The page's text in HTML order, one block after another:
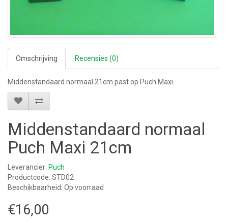
Omschrijving Recensies (0)
Middenstandaard normaal 21cm past op Puch Maxi.
Middenstandaard normaal
Puch Maxi 21cm
Leverancier: Puch
Productcode: STD02
Beschikbaarheid: Op voorraad
€16,00